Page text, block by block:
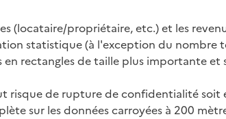
(locataire/propriétaire, etc.) et les
statistique (à l'exception du
rectangles de taille plus importante
risque de rupture de confidentialité soit
sur les données carroyées à 200